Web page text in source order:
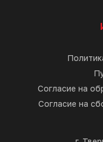
Согласие на
Согласие на